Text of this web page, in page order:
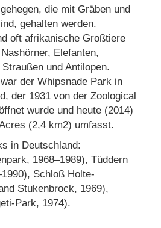
die mit Gräben und
gehalten werden.
oft afrikanische Großtiere
Elefanten,
und Antilopen.
der Whipsnade Park in
der 1931 von der Zoological
wurde und heute (2014)
(2,4 km2) umfasst.
in Deutschland:
1968–1989), Tüddern
Schloß Holte-
Stukenbrock, 1969),
Park, 1974).